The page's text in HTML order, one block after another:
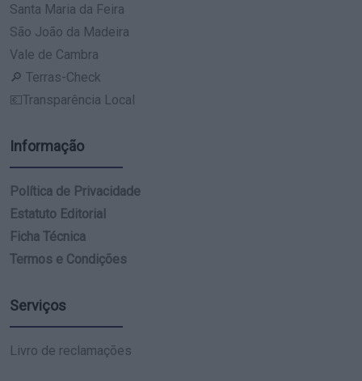
Santa Maria da Feira
São João da Madeira
Vale de Cambra
🔎 Terras-Check
💶Transparência Local
Informação
Política de Privacidade
Estatuto Editorial
Ficha Técnica
Termos e Condições
Serviços
Livro de reclamações